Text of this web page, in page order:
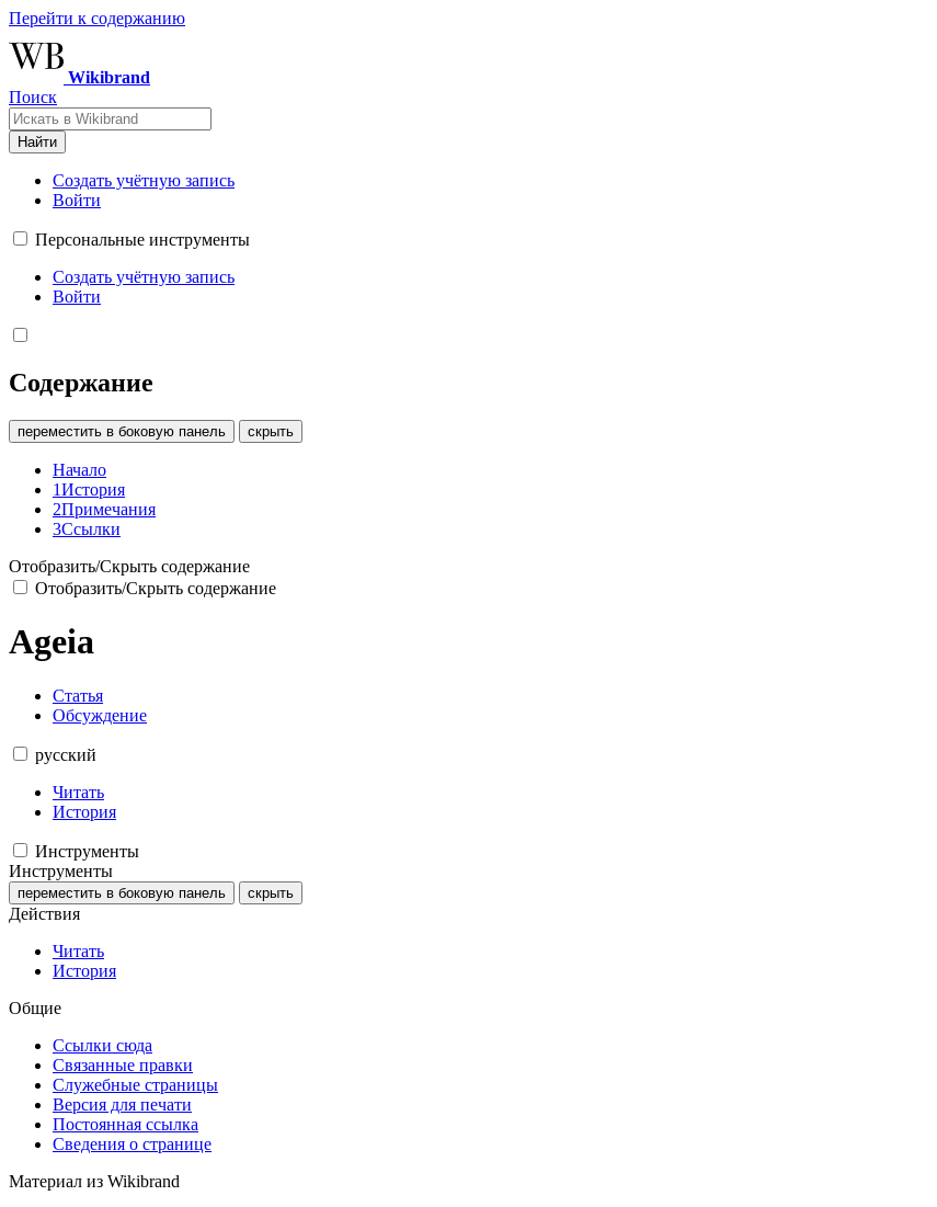
Перейти к содержанию
Wikibrand
Поиск
Найти
Создать учётную запись
Войти
Персональные инструменты
Создать учётную запись
Войти
Содержание
переместить в боковую панель скрыть
Начало
1История
2Примечания
3Ссылки
Отобразить/Скрыть содержание
Отобразить/Скрыть содержание
Ageia
Статья
Обсуждение
русский
Читать
История
Инструменты
Инструменты
переместить в боковую панель скрыть
Действия
Читать
История
Общие
Ссылки сюда
Связанные правки
Служебные страницы
Версия для печати
Постоянная ссылка
Сведения о странице
Материал из Wikibrand